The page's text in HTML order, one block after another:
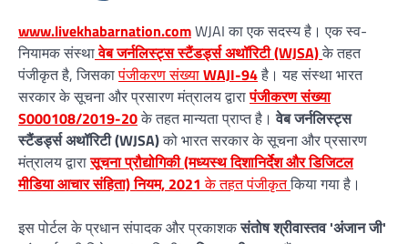
www.livekhabarnation.comWJAI का एक सदस्य है। एक स्व-
नियामक संस्थावेब जर्नलिस्ट्स स्टैंडर्ड्स अथॉरिटी (WJSA)के तहत
पंजीकृत है, जिसकापंजीकरण संख्याWAJI-94है। यह संस्था भारत
सरकार के सूचना और प्रसारण मंत्रालय द्वारापंजीकरण संख्या
S000108/2019-20के तहत मान्यता प्राप्त है।वेब जर्नलिस्ट्स
स्टैंडर्ड्स अथॉरिटी (WJSA)को भारत सरकार के सूचना और प्रसारण
मंत्रालय द्वारासूचना प्रौद्योगिकी (मध्यस्थ दिशानिर्देश और डिजिटल
मीडिया आचार संहिता) नियम, 2021 के तहत पंजीकृतकिया गया है।
इस पोर्टल के प्रधान संपादक और प्रकाशकसंतोष श्रीवास्तव 'अंजान जी'